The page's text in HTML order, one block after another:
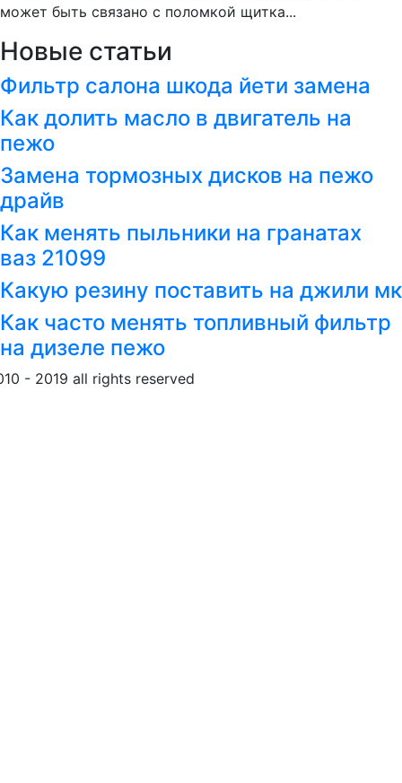
может быть связано с поломкой щитка...
Новые статьи
Фильтр салона шкода йети замена
Как долить масло в двигатель на
пежо
Замена тормозных дисков на пежо
драйв
Как менять пыльники на гранатах
ваз 21099
Какую резину поставить на джили мк
Как часто менять топливный фильтр
на дизеле пежо
- 2019 all rights reserved